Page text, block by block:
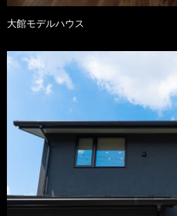
大館モデルハウス